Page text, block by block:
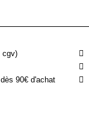
cgv)
90€ d'achat